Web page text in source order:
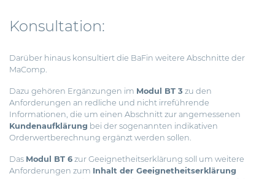
Konsultation:
Darüber hinaus konsultiert die BaFin weitere Abschnitte der
MaComp.
Dazu gehören Ergänzungen im Modul BT 3 zu den
Anforderungen an redliche und nicht irreführende
Informationen, die um einen Abschnitt zur angemessenen
Kundenaufklärung bei der sogenannten indikativen
Orderwertberechnung ergänzt werden sollen.
Das Modul BT 6 zur Geeignetheitserklärung soll um weitere
Anforderungen zum Inhalt der Geeignetheitserklärung